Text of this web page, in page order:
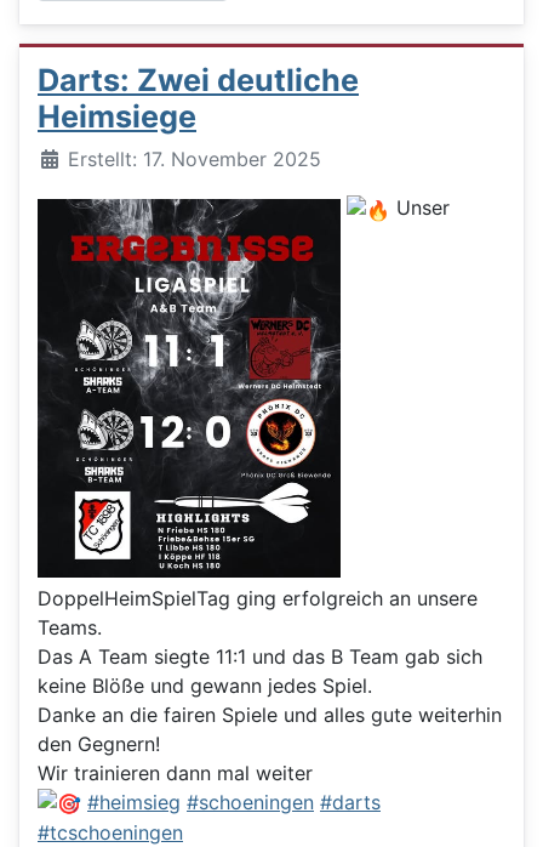
Darts: Zwei deutliche
Heimsiege
DetailsErstellt: 17. November 2025
Unser
DoppelHeimSpielTag ging erfolgreich an unsere
Teams.
Das A Team siegte 11:1 und das B Team gab sich
keine Blöße und gewann jedes Spiel.
Danke an die fairen Spiele und alles gute weiterhin
den Gegnern!
Wir trainieren dann mal weiter
#heimsieg #schoeningen #darts
#tcschoeningen